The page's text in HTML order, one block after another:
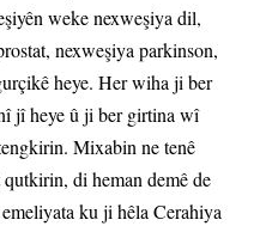
weke nexweşiya dil,
nexweşiya parkinson,
heye. Her wiha ji ber
jî heye û ji ber girtina wî
Mixabin ne tenê
di heman demê de
ku ji hêla Cerahiya